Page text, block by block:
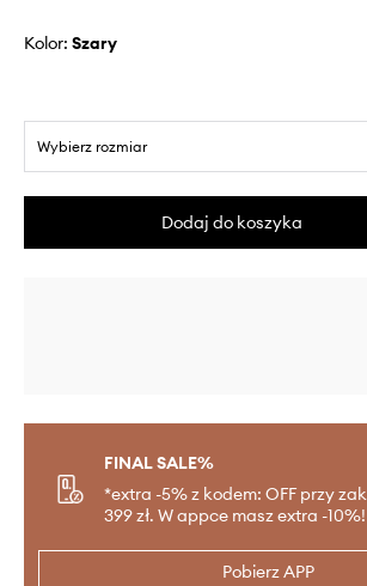
Kolor: szary
Wybierz rozmiar
Dodaj do koszyka
FINAL SALE%
*extra -5% z kodem: OFF przy
399 zł. W appce masz extra -10%!
Pobierz APP